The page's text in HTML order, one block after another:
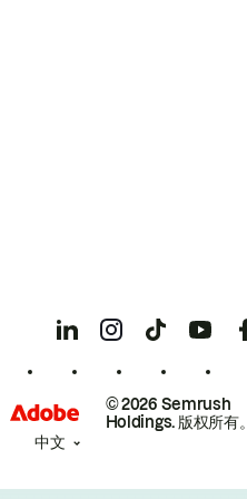
© 2026 Semrush
Holdings. 版权所有。
中文